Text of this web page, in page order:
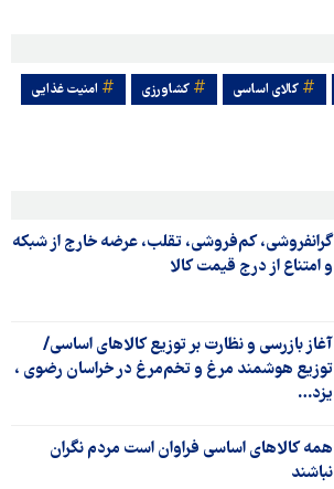
کالای اساسی کشاورزی
امنیت غذایی
گرانفروشی، کم‌فروشی، تقلب، عرضه خارج از شبکه
و امتناع از درج قیمت کالا
آغاز بازرسی و نظارت بر توزیع کالاهای اساسی/
توزیع هوشمند مرغ و تخم‌مرغ در خراسان رضوی ،
یزد…
همه کالاهای اساسی فراوان است مردم نگران
نباشند